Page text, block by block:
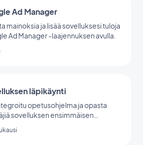
Ad Manager
mainoksia ja lisää sovelluksesi tuloja
Ad Manager -laajennuksen avulla.
läpikäynti
opetusohjelma ja opasta
sovelluksen ensimmäisen
aikana.